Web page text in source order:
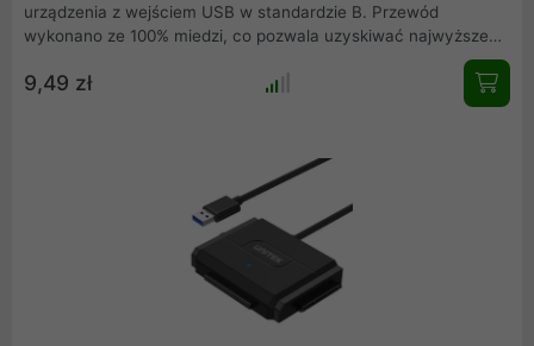
urządzenia z wejściem USB w standardzie B. Przewód
wykonano ze 100% miedzi, co pozwala uzyskiwać najwyższe
przed zakłóceniami a otulina z PCV zapewnia odpowiednią
9,49 zł